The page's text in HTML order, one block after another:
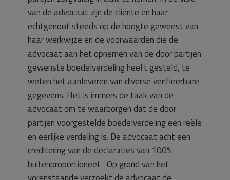
van de advocaat zijn de cliënte en haar
echtgenoot steeds op de hoogte geweest van
haar werkwijze en de voorwaarden die de
advocaat aan het opnemen van de door partijen
gewenste boedelverdeling heeft gesteld, te
weten het aanleveren van diverse verifieerbare
gegevens. Het is immers de taak van de
advocaat om te waarborgen dat de door
partijen voorgestelde boedelverdeling een reële
en eerlijke verdeling is. De advocaat acht een
creditering van de declaraties van 100%
buitenproportioneel. Op grond van het